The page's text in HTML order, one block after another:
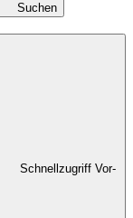
Suchen
Schnellzugriff Vor-